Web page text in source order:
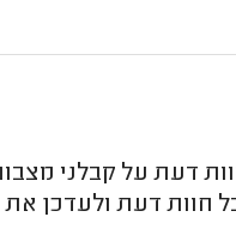
דעת על קבלני
חוות דעת ולעדכן את